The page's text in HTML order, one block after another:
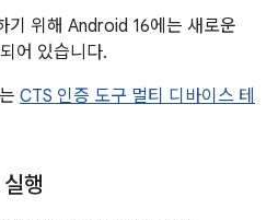
기 위해 Android 16에는 새로운
어 있습니다.
CTS 인증 도구 멀티 디바이스 테
행